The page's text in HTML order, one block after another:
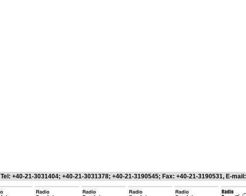
Tel: +40-21-3031404; +40-21-3031378; +40-21-3190545; Fax: +40-21-3190531, E-mail: